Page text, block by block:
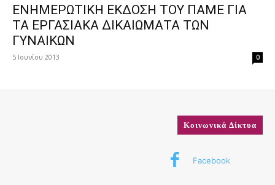
ΕΝΗΜΕΡΩΤΙΚΗ ΕΚΔΟΣΗ ΤΟΥ ΠΑΜΕ ΓΙΑ
ΤΑ ΕΡΓΑΣΙΑΚΑ ΔΙΚΑΙΩΜΑΤΑ ΤΩΝ
ΓΥΝΑΙΚΩΝ
5 Ιουνίου 2013 0
Κοινωνικά Δίκτυα
Facebook